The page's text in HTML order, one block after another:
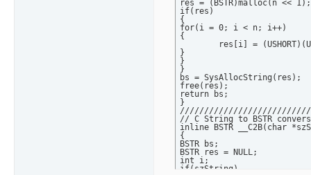
res = (BSTR)malloc(n << 1);
if(res)
{
for(i = 0; i < n; i++)
{
}
}
}
bs = SysAllocString(res);
free(res);
return bs;
}
// C String to BSTR
inline BSTR __C2B(char
{
BSTR bs;
BSTR res = NULL;
int i;
if(szString)